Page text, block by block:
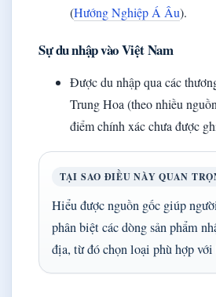
(Hướng Nghiệp Á Âu).
Sự du nhập vào Việt Nam
Được du nhập qua các
Trung Hoa (theo nhiều
điểm chính xác chưa được
TẠI SAO ĐIỀU NÀY QUAN
Hiểu được nguồn gốc giúp
phân biệt các dòng sản phẩm
địa, từ đó chọn loại phù hợp